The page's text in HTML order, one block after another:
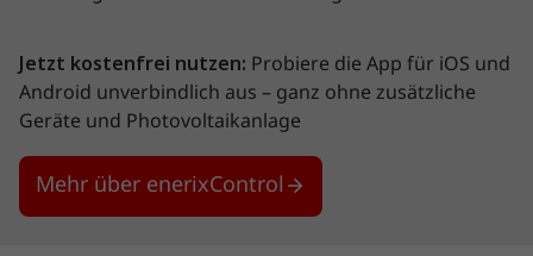
Jetzt kostenfrei nutzen: Probiere die App für iOS und
Android unverbindlich aus – ganz ohne zusätzliche
Geräte und Photovoltaikanlage
Mehr über enerixControl